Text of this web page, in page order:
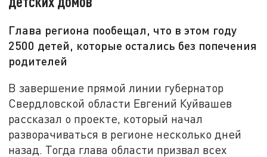
Глава региона пообещал, что в этом году
2500 детей, которые остались без попечения
родителей
В завершение прямой линии губернатор
Свердловской области Евгений Куйвашев
рассказал о проекте, который начал
разворачиваться в регионе несколько дней
назад. Тогда глава области призвал всех